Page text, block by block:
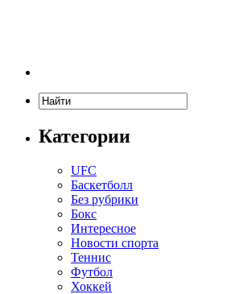
Категории
UFC
Баскетболл
Без рубрики
Бокс
Интересное
Новости спорта
Теннис
Футбол
Хоккей